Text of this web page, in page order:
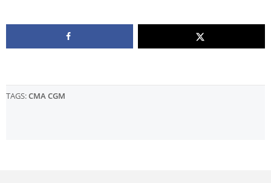
TAGS:CMA CGM